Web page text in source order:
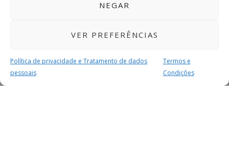
NEGAR
VER PREFERÊNCIAS
Política de privacidade e Tratamento de dados
pessoais
Termos e
Condições